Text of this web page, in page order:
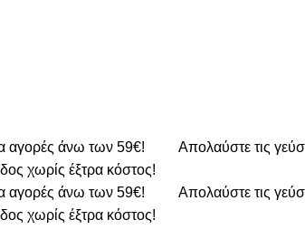
αγορές άνω των 59€! Απολαύστε τις
χωρίς έξτρα κόστος!
αγορές άνω των 59€!
Απολαύστε τις
χωρίς έξτρα κόστος!